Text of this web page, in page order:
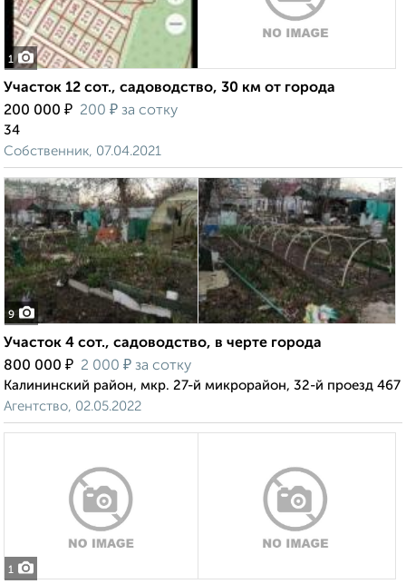
1
Участок 12 сот., садоводство, 30 км от города
200 000 ₽ 200 ₽ за сотку
34
Собственник, 07.04.2021
9
Участок 4 сот., садоводство, в черте города
800 000 ₽ 2 000 ₽ за сотку
Калининский район, мкр. 27-й микрорайон, 32-й проезд 467
Агентство, 02.05.2022
1